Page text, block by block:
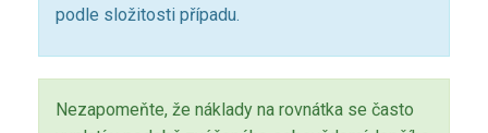
podle složitosti případu.
Nezapomeňte, že náklady na rovnátka se často